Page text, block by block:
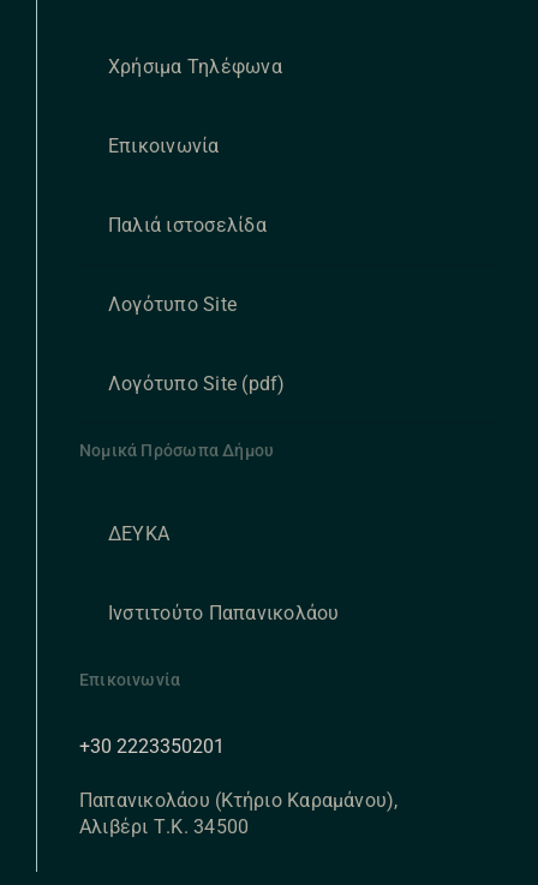
Χρήσιμα Τηλέφωνα
Επικοινωνία
Παλιά ιστοσελίδα
Λογότυπο Site
Λογότυπο Site (pdf)
Νομικά Πρόσωπα Δήμου
ΔΕΥΚΑ
Ινστιτούτο Παπανικολάου
Επικοινωνία
+30 2223350201
Παπανικολάου (Κτήριο Καραμάνου),
Αλιβέρι Τ.Κ. 34500